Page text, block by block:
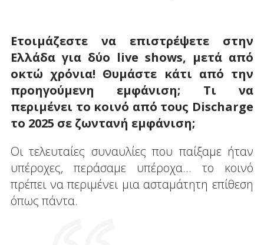
Ετοιμάζεστε να επιστρέψετε στην
Ελλάδα για δύο live shows, μετά από
οκτώ χρόνια! Θυμάστε κάτι από την
προηγούμενη εμφάνιση; Τι να
περιμένει το κοινό από τους Discharge
το 2025 σε ζωντανή εμφάνιση;
Οι τελευταίες συναυλίες που παίξαμε ήταν
υπέροχες, περάσαμε υπέροχα... το κοινό
πρέπει να περιμένει μια ασταμάτητη επίθεση
όπως πάντα.